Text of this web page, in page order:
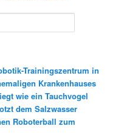
Trainingszentrum in
Krankenhauses
wie ein Tauchvogel
dem Salzwasser
Roboterball zum